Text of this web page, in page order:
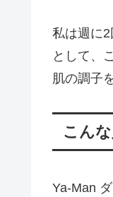
私は週に
として、
肌の調子
こん
Ya-Man